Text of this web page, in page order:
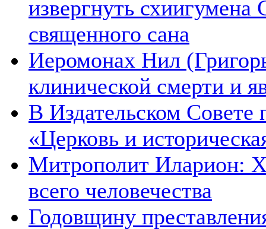
извергнуть схиигумена
священного сана
Иеромонах Нил
клинической смерти и
В Издательском Совете
«Церковь и
Митрополит Иларион:
всего человечества
Годовщину